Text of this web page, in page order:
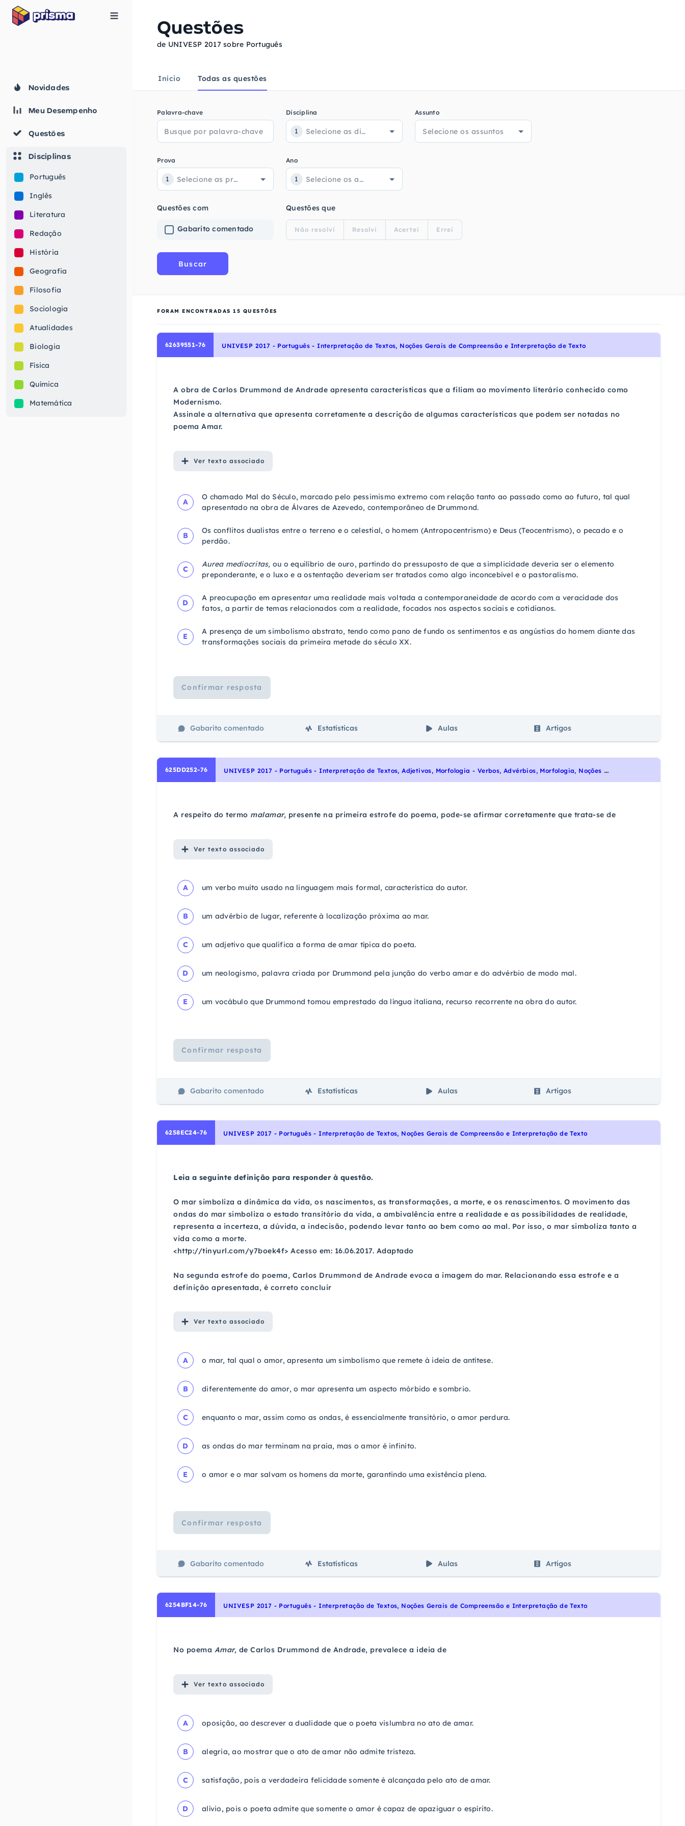
Novidades
Meu Desempenho
Questões
Disciplinas
Português
Inglês
Literatura
Redação
História
Geografia
Filosofia
Sociologia
Atualidades
Biologia
Física
Química
Matemática
Questões
de UNIVESP 2017 sobre Português
Início Todas as questões
Palavra-chave Disciplina
1
Assunto
Prova
1
Ano
1
Questões com
Gabarito comentado
Questões que
Não resolvi Resolvi Acertei Errei
Buscar
FORAM ENCONTRADAS 15 QUESTÕES
62639551-76 UNIVESP 2017 - Português - Interpretação de Textos, Noções Gerais de Compreensão e Interpretação de Texto
A obra de Carlos Drummond de Andrade apresenta características que a filiam ao movimento literário conhecido como
Modernismo.
Assinale a alternativa que apresenta corretamente a descrição de algumas características que podem ser notadas no
poema Amar.
Ver texto associado
A
O chamado Mal do Século, marcado pelo pessimismo extremo com relação tanto ao passado como ao futuro, tal qual
apresentado na obra de Álvares de Azevedo, contemporâneo de Drummond.
B
Os conflitos dualistas entre o terreno e o celestial, o homem (Antropocentrismo) e Deus (Teocentrismo), o pecado e o
perdão.
C
Aurea mediocritas, ou o equilíbrio de ouro, partindo do pressuposto de que a simplicidade deveria ser o elemento
preponderante, e o luxo e a ostentação deveriam ser tratados como algo inconcebível e o pastoralismo.
D
A preocupação em apresentar uma realidade mais voltada a contemporaneidade de acordo com a veracidade dos
fatos, a partir de temas relacionados com a realidade, focados nos aspectos sociais e cotidianos.
E
A presença de um simbolismo abstrato, tendo como pano de fundo os sentimentos e as angústias do homem diante das
transformações sociais da primeira metade do século XX.
Confirmar resposta
Gabarito comentado Estatísticas Aulas Artigos
625DD252-76 U
NIVESP 2017 - Português - Interpretação de Textos, Adjetivos, Morfologia - Verbos, Advérbios, Morfologia, Noções Gerais de Compreensão e Interpretação de Texto
A respeito do termo malamar, presente na primeira estrofe do poema, pode-se afirmar corretamente que trata-se de
Ver texto associado
A um verbo muito usado na linguagem mais formal, característica do autor.
B um advérbio de lugar, referente à localização próxima ao mar.
C um adjetivo que qualifica a forma de amar típica do poeta.
D um neologismo, palavra criada por Drummond pela junção do verbo amar e do advérbio de modo mal.
E um vocábulo que Drummond tomou emprestado da língua italiana, recurso recorrente na obra do autor.
Confirmar resposta
Gabarito comentado Estatísticas Aulas Artigos
6258EC24-76 UNIVESP 2017 - Português - Interpretação de Textos, Noções Gerais de Compreensão e Interpretação de Texto
Leia a seguinte definição para responder à questão.
O mar simboliza a dinâmica da vida, os nascimentos, as transformações, a morte, e os renascimentos. O movimento das
ondas do mar simboliza o estado transitório da vida, a ambivalência entre a realidade e as possibilidades de realidade,
representa a incerteza, a dúvida, a indecisão, podendo levar tanto ao bem como ao mal. Por isso, o mar simboliza tanto a
vida como a morte.
<http://tinyurl.com/y7boek4f> Acesso em: 16.06.2017. Adaptado
Na segunda estrofe do poema, Carlos Drummond de Andrade evoca a imagem do mar. Relacionando essa estrofe e a
definição apresentada, é correto concluir
Ver texto associado
A o mar, tal qual o amor, apresenta um simbolismo que remete à ideia de antítese.
B diferentemente do amor, o mar apresenta um aspecto mórbido e sombrio.
C enquanto o mar, assim como as ondas, é essencialmente transitório, o amor perdura.
D as ondas do mar terminam na praia, mas o amor é infinito.
E o amor e o mar salvam os homens da morte, garantindo uma existência plena.
Confirmar resposta
Gabarito comentado Estatísticas Aulas Artigos
6254BF14-76 UNIVESP 2017 - Português - Interpretação de Textos, Noções Gerais de Compreensão e Interpretação de Texto
No poema Amar, de Carlos Drummond de Andrade, prevalece a ideia de
Ver texto associado
A oposição, ao descrever a dualidade que o poeta vislumbra no ato de amar.
B alegria, ao mostrar que o ato de amar não admite tristeza.
C satisfação, pois a verdadeira felicidade somente é alcançada pelo ato de amar.
D alívio, pois o poeta admite que somente o amor é capaz de apaziguar o espírito.